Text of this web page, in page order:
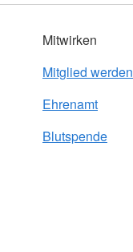
Mitwirken
Mitglied werden
Ehrenamt
Blutspende